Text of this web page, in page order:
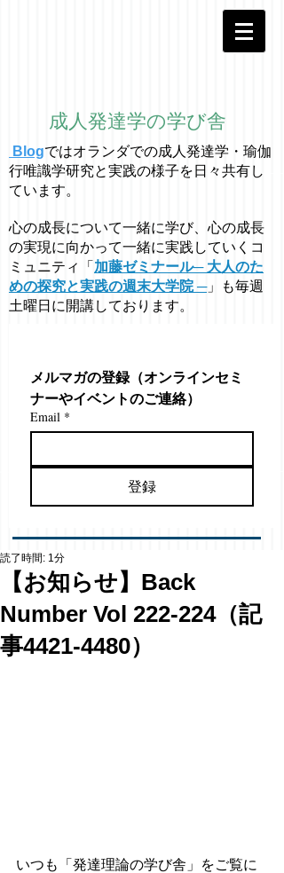
成人発達学の学び舎
Blogではオラ ンダでの成人発達学・ 瑜伽
行唯識学研究と実践の様子を日々共有し
ています。
心の成長について一緒に学び、心の成長
の実現に向かって一緒に実践していくコ
ミュニティ「 加藤ゼミナール─ 大人のた
めの探究と実践の週末大学院 ─」も毎週
土曜日に開講しております。
メルマガの登録（オンラインセミ
ナーやイベントのご連絡）
Email *
登録
【お知らせ】Back
Number Vol 222-224（記
事4421-4480）
読了時間: 1分
いつも「発達理論の学び舎」をご覧に